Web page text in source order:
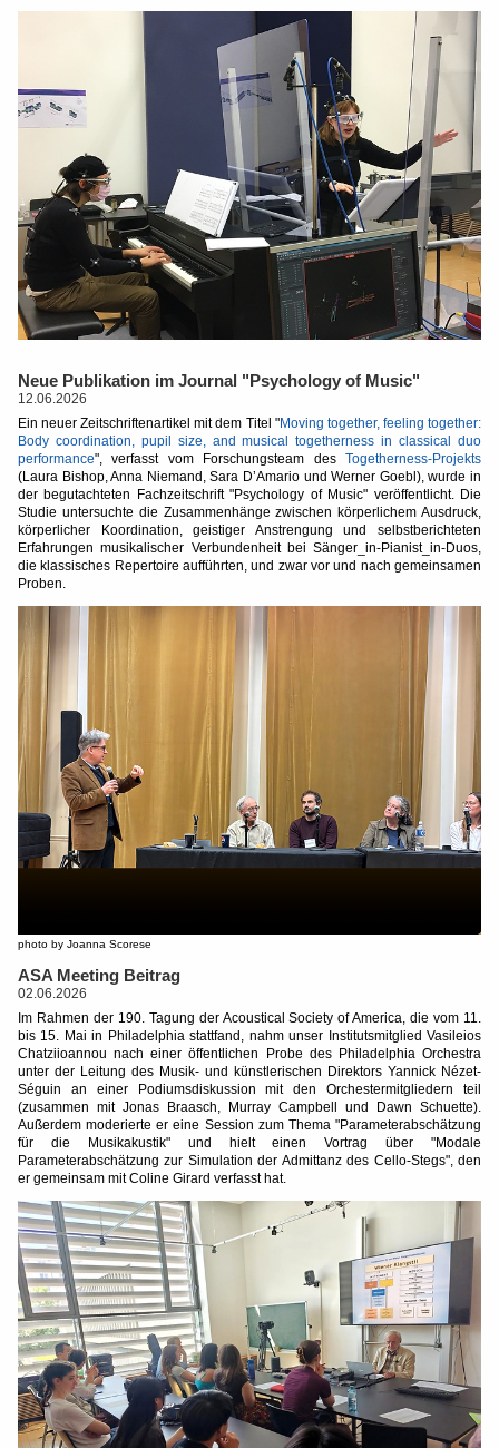
Neue Publikation im Journal "Psychology of Music"
12.06.2026
Ein neuer Zeitschriftenartikel mit dem Titel "Moving together, feeling together:
Body coordination, pupil size, and musical togetherness in classical duo
performance", verfasst vom Forschungsteam des Togetherness-Projekts
(Laura Bishop, Anna Niemand, Sara D’Amario und Werner Goebl), wurde in
der begutachteten Fachzeitschrift "Psychology of Music" veröffentlicht. Die
Studie untersuchte die Zusammenhänge zwischen körperlichem Ausdruck,
körperlicher Koordination, geistiger Anstrengung und selbstberichteten
Erfahrungen musikalischer Verbundenheit bei Sänger_in-Pianist_in-Duos,
die klassisches Repertoire aufführten, und zwar vor und nach gemeinsamen
Proben.
photo by Joanna Scorese
ASA Meeting Beitrag
02.06.2026
Im Rahmen der 190. Tagung der Acoustical Society of America, die vom 11.
bis 15. Mai in Philadelphia stattfand, nahm unser Institutsmitglied Vasileios
Chatziioannou nach einer öffentlichen Probe des Philadelphia Orchestra
unter der Leitung des Musik- und künstlerischen Direktors Yannick Nézet-
Séguin an einer Podiumsdiskussion mit den Orchestermitgliedern teil
(zusammen mit Jonas Braasch, Murray Campbell und Dawn Schuette).
Außerdem moderierte er eine Session zum Thema "Parameterabschätzung
für die Musikakustik" und hielt einen Vortrag über "Modale
Parameterabschätzung zur Simulation der Admittanz des Cello-Stegs", den
er gemeinsam mit Coline Girard verfasst hat.